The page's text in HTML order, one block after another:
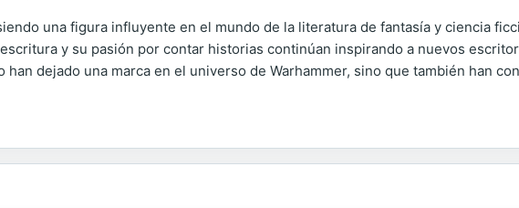
una figura influyente en el mundo de la literatura de fantasía y ciencia
y su pasión por contar historias continúan inspirando a nuevos
han dejado una marca en el universo de Warhammer, sino que también han